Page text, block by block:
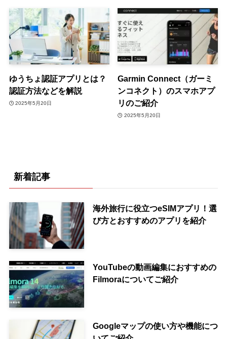
ゆうちょ認証アプリとは？
認証方法などを解説
2025年5月20日
Garmin Connect（ガーミ
ンコネクト）のスマホアプ
リのご紹介
2025年5月20日
新着記事
海外旅行に役立つeSIMアプリ！選
び方とおすすめのアプリを紹介
YouTubeの動画編集におすすめの
Filmoraについてご紹介
Googleマップの使い方や機能につ